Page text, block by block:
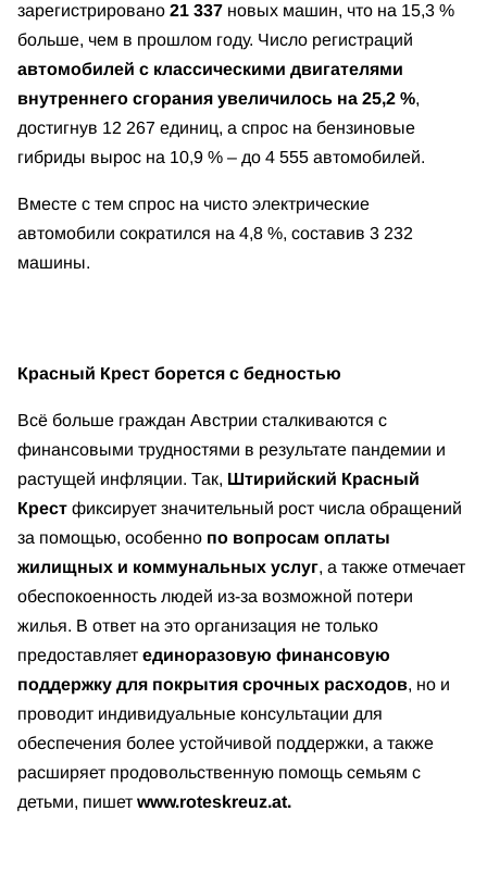
зарегистрировано 21 337 новых машин, что на 15,3 %
больше, чем в прошлом году. Число регистраций
автомобилей с классическими двигателями
внутреннего сгорания увеличилось на 25,2 %,
достигнув 12 267 единиц, а спрос на бензиновые
гибриды вырос на 10,9 % – до 4 555 автомобилей.
Вместе с тем спрос на чисто электрические
автомобили сократился на 4,8 %, составив 3 232
машины.
Красный Крест борется с бедностью
Всё больше граждан Австрии сталкиваются с
финансовыми трудностями в результате пандемии и
растущей инфляции. Так, Штирийский Красный
Крест фиксирует значительный рост числа обращений
за помощью, особенно по вопросам оплаты
жилищных и коммунальных услуг, а также отмечает
обеспокоенность людей из-за возможной потери
жилья. В ответ на это организация не только
предоставляет единоразовую финансовую
поддержку для покрытия срочных расходов, но и
проводит индивидуальные консультации для
обеспечения более устойчивой поддержки, а также
расширяет продовольственную помощь семьям с
детьми, пишет www.roteskreuz.at.